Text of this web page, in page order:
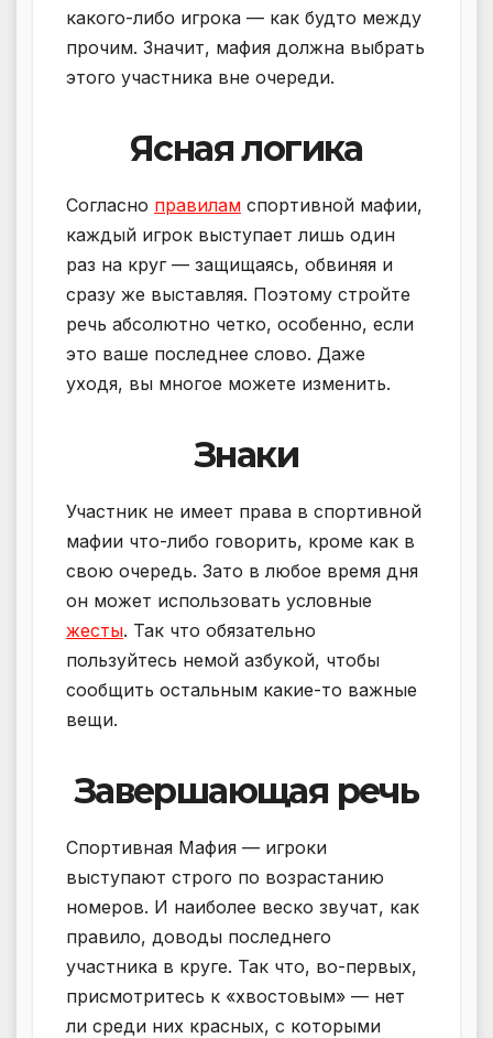
какого-либо игрока — как будто между
прочим. Значит, мафия должна выбрать
этого участника вне очереди.
Ясная логика
Согласно правилам спортивной мафии,
каждый игрок выступает лишь один
раз на круг — защищаясь, обвиняя и
сразу же выставляя. Поэтому стройте
речь абсолютно четко, особенно, если
это ваше последнее слово. Даже
уходя, вы многое можете изменить.
Знаки
Участник не имеет права в спортивной
мафии что-либо говорить, кроме как в
свою очередь. Зато в любое время дня
он может использовать условные
жесты. Так что обязательно
пользуйтесь немой азбукой, чтобы
сообщить остальным какие-то важные
вещи.
Завершающая речь
Спортивная Мафия — игроки
выступают строго по возрастанию
номеров. И наиболее веско звучат, как
правило, доводы последнего
участника в круге. Так что, во-первых,
присмотритесь к «хвостовым» — нет
ли среди них красных, с которыми